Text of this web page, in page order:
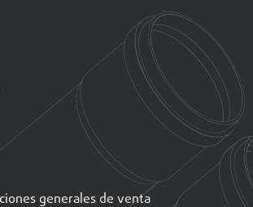
generales de venta